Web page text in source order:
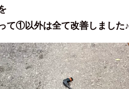
て①以外は全て改善しました♪